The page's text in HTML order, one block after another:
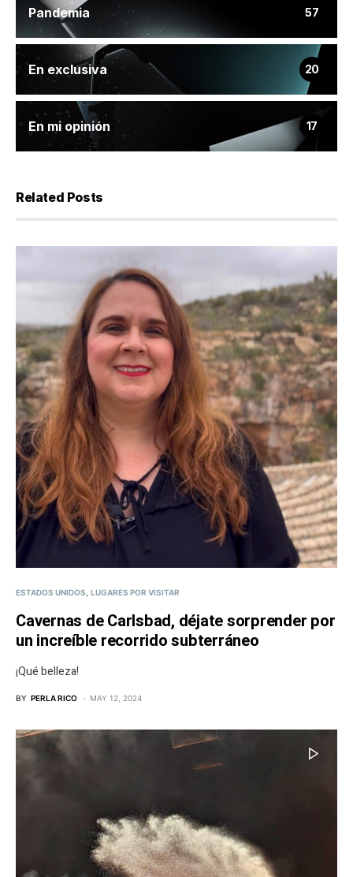
Pandemia 57
En exclusiva 20
En mi opinión 17
Related Posts
ESTADOS UNIDOS LUGARES POR VISITAR
Cavernas de Carlsbad, déjate sorprender por
un increíble recorrido subterráneo
¡Qué belleza!
BY PERLA RICO MAY 12, 2024